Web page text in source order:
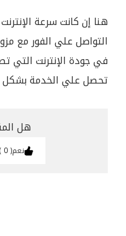
هنا إن كانت سرعة
التواصل علي الفور مع
في جودة الإنترنت التي
تحصل علي الخدمة بشكل
هل
نعم 0